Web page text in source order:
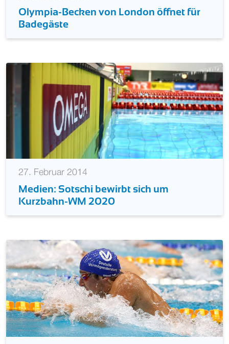
Olympia-Becken von London öffnet für
Badegäste
27. Februar 2014
Medien: Sotschi bewirbt sich um
Kurzbahn-WM 2020